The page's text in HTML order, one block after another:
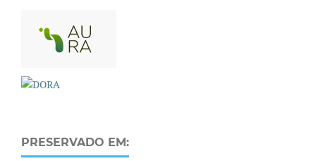
PRESERVADO EM: